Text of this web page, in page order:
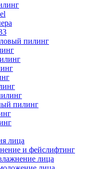
пилинг
пилинг
лица
и фейслифтинг
лица